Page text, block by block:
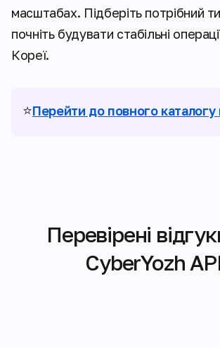
масштабах. Підберіть потрібний
почніть будувати стабільні
Кореї.
⭐Перейти до повного каталогу
Перевірені
CyberYozh